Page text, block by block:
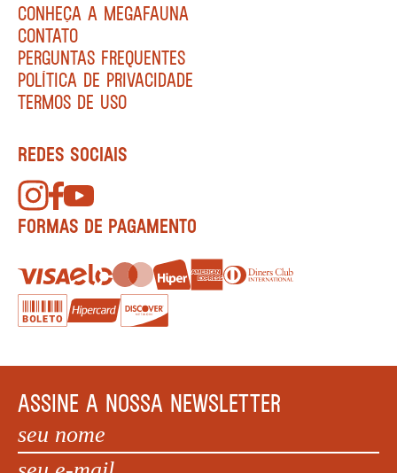
CONHEÇA A MEGAFAUNA
CONTATO
PERGUNTAS FREQUENTES
POLÍTICA DE PRIVACIDADE
TERMOS DE USO
REDES SOCIAIS
FORMAS DE PAGAMENTO
ASSINE A NOSSA NEWSLETTER